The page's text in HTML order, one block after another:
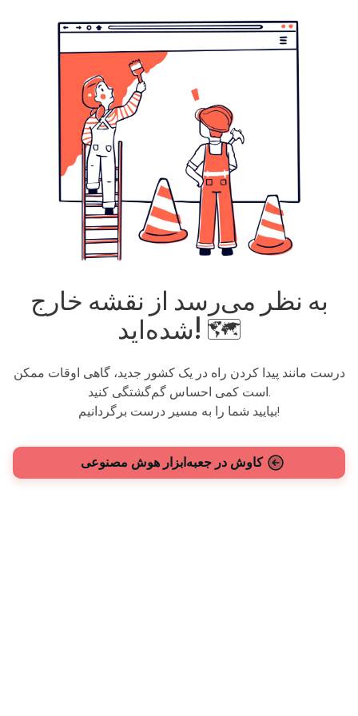
به نظر می‌رسد از نقشه خارج
شده‌اید! 🗺️
درست مانند پیدا کردن راه در یک کشور جدید، گاهی اوقات ممکن
است کمی احساس گم‌گشتگی کنید.
بیایید شما را به مسیر درست برگردانیم!
کاوش در جعبه‌ابزار هوش مصنوعی